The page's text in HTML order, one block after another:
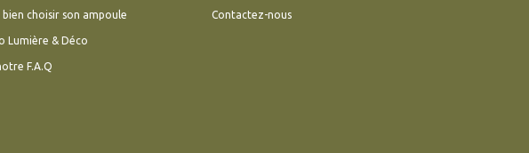
bien choisir son ampoule
Lumière & Déco
F.A.Q
Contactez-nous